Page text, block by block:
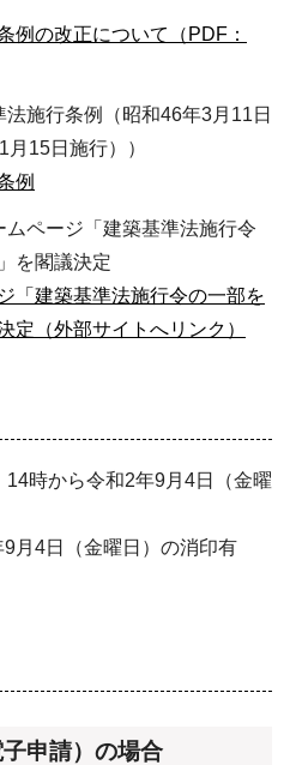
例の改正について（PDF：
施行条例（昭和46年3月11日
15日施行））
例
ページ「建築基準法施行令
を閣議決定
「建築基準法施行令の一部を
定（外部サイトへリンク）
時から令和2年9月4日（金曜
9月4日（金曜日）の消印有
申請）の場合